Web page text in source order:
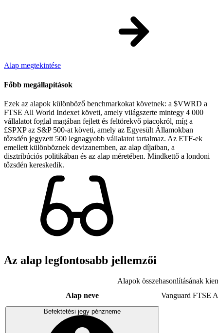
Alap megtekintése
Főbb megállapítások
Ezek az alapok különböző benchmarkokat követnek: a $VWRD a
FTSE All World Indexet követi, amely világszerte mintegy 4 000
vállalatot foglal magában fejlett és feltörekvő piacokról, míg a
£SPXP az S&P 500-at követi, amely az Egyesült Államokban
tőzsdén jegyzett 500 legnagyobb vállalatot tartalmaz. Az ETF-ek
emellett különböznek devizanemben, az alap díjaiban, a
disztribúciós politikában és az alap méretében. Mindkettő a londoni
tőzsdén kereskedik.
Az alap legfontosabb jellemzői
Alapok összehasonlításának
Alap neve
Vanguard FTSE
Befektetési jegy pénzneme